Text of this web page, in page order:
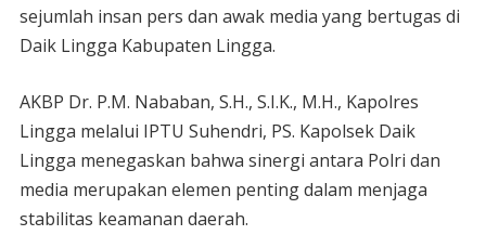
sejumlah insan pers dan awak media yang bertugas di
Daik Lingga Kabupaten Lingga.
AKBP Dr. P.M. Nababan, S.H., S.I.K., M.H., Kapolres
Lingga melalui IPTU Suhendri, PS. Kapolsek Daik
Lingga menegaskan bahwa sinergi antara Polri dan
media merupakan elemen penting dalam menjaga
stabilitas keamanan daerah.